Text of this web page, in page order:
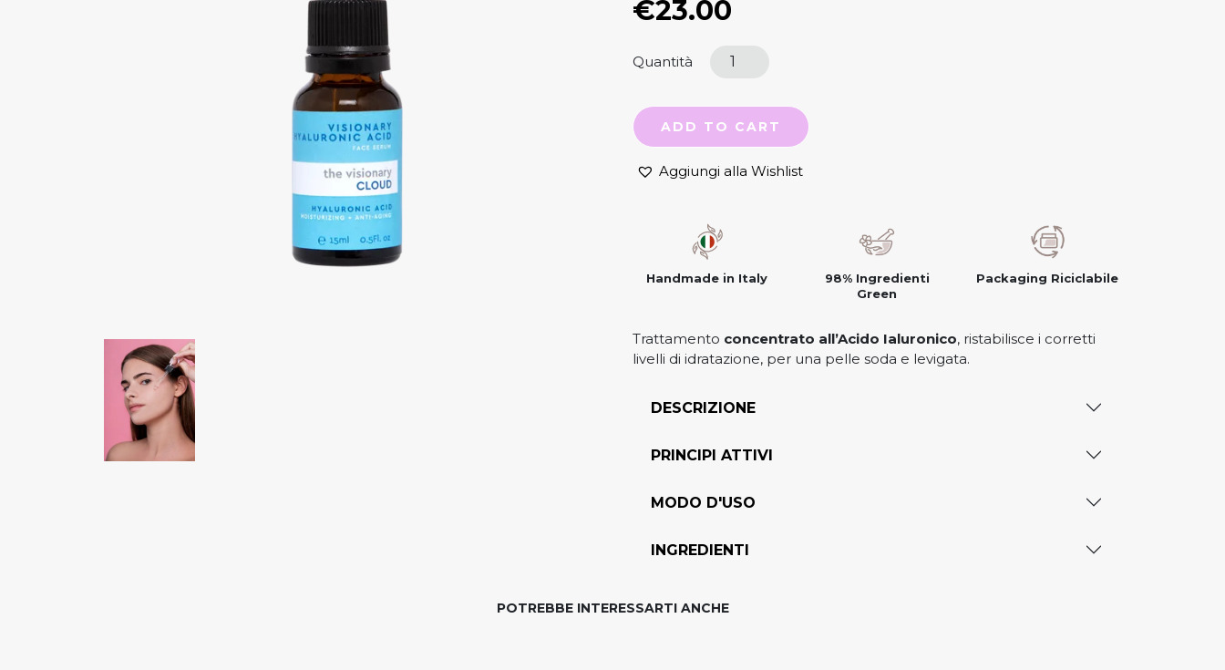
€23.00
Quantità
ADD TO CART
Aggiungi alla Wishlist
Handmade in Italy
98% Ingredienti
Green
Packaging Riciclabile
Trattamento concentrato all’Acido Ialuronico, ristabilisce i corretti
livelli di idratazione, per una pelle soda e levigata.
DESCRIZIONE
PRINCIPI ATTIVI
MODO D'USO
INGREDIENTI
POTREBBE INTERESSARTI ANCHE